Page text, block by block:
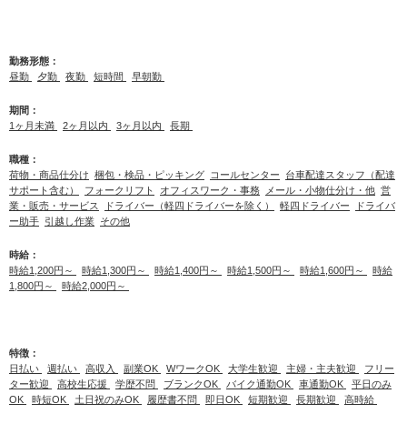
勤務形態：
昼勤
夕勤 夜勤 短時間 早朝勤
期間：
1ヶ月未満
2ヶ月以内 3ヶ月以内 長期
職種：
荷物・商品仕分け 梱包・検品・ピッキング コールセンター
台車配達スタッフ（配達
サポート含む）
フォークリフト オフィスワーク・事務 メール・小物仕分け・他 営
業・販売・サービス
ドライバー（軽四ドライバーを除く） 軽四ドライバー
ドライバ
ー助手 引越し作業 その他
時給：
時給1,200円～
時給1,300円～ 時給1,400円～ 時給1,500円～ 時給1,600円～
時給
1,800円～
時給2,000円～
特徴：
日払い
週払い 高収入 副業OK WワークOK 大学生歓迎 主婦・主夫歓迎
フリー
ター歓迎
高校生応援 学歴不問 ブランクOK バイク通勤OK 車通勤OK
平日のみ
OK
時短OK 土日祝のみOK 履歴書不問 即日OK 短期歓迎 長期歓迎 高時給